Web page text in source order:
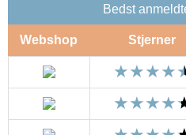
Bedst
Webshop Stjerner